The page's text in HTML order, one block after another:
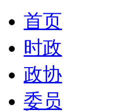
首页
时政
政协
委员